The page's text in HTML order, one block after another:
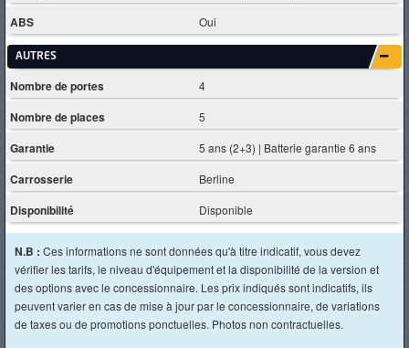
ABS Oui
AUTRES
Nombre de portes 4
Nombre de places 5
Garantie 5 ans (2+3) | Batterie garantie 6 ans
Carrosserie Berline
Disponibilité Disponible
N.B : Ces informations ne sont données qu'à titre indicatif, vous devez
vérifier les tarifs, le niveau d'équipement et la disponibilité de la version et
des options avec le concessionnaire. Les prix indiqués sont indicatifs, ils
peuvent varier en cas de mise à jour par le concessionnaire, de variations
de taxes ou de promotions ponctuelles. Photos non contractuelles.